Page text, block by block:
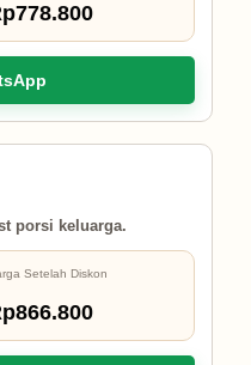
porsi keluarga.
Setelah Diskon